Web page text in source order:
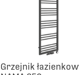
Grzejnik